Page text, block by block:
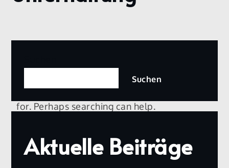
for. Perhaps searching can help.
Search
for:
Suchen
Aktuelle Beiträge